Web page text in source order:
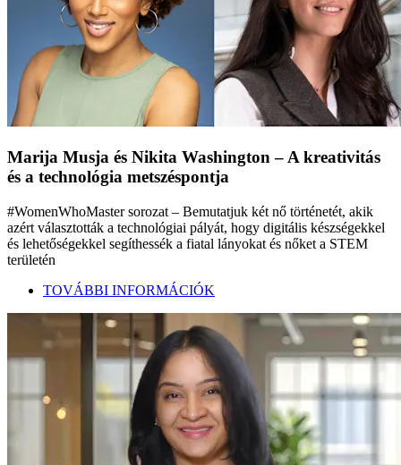
Marija Musja és Nikita Washington – A kreativitás
és a technológia metszéspontja
#WomenWhoMaster sorozat – Bemutatjuk két nő történetét, akik
azért választották a technológiai pályát, hogy digitális készségekkel
és lehetőségekkel segíthessék a fiatal lányokat és nőket a STEM
területén
TOVÁBBI INFORMÁCIÓK